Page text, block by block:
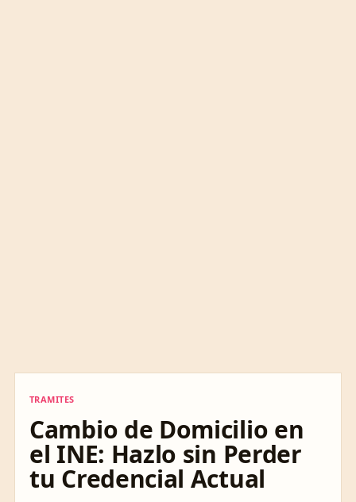
TRAMITES
Cambio de Domicilio en
el INE: Hazlo sin Perder
tu Credencial Actual